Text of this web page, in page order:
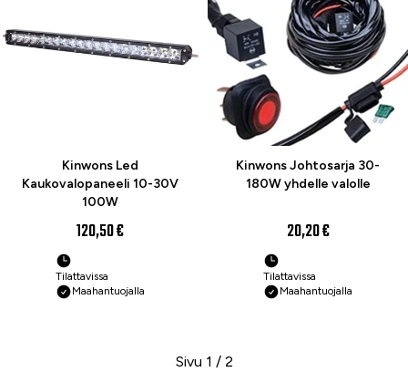
Kinwons Led
Kaukovalopaneeli 10-30V
100W
120,50 €
Tilattavissa
Maahantuojalla
Kinwons Johtosarja 30-
180W yhdelle valolle
20,20 €
Tilattavissa
Maahantuojalla
Sivu 1 / 2